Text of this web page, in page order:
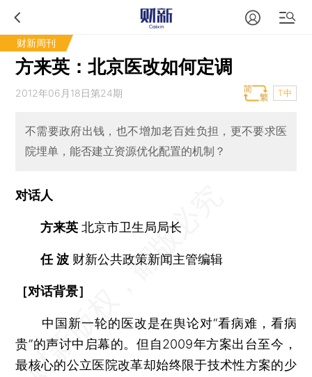
财新周刊
方来英：北京医改如何定调
2012年06月18日第24期 T中
不需要政府出钱，也不增加老百姓负担，更不要求医
院埋单，能否建立资源优化配置的机制？
对话人
方来英 北京市卫生局局长
任 波 财新公共政策新闻主管编辑
［对话背景］
中国新一轮的医改是在舆论对“看病难，看病
贵”的声讨中启幕的。但自2009年方案出台至今，
最核心的公立医院改革却始终限于技术性方案的少